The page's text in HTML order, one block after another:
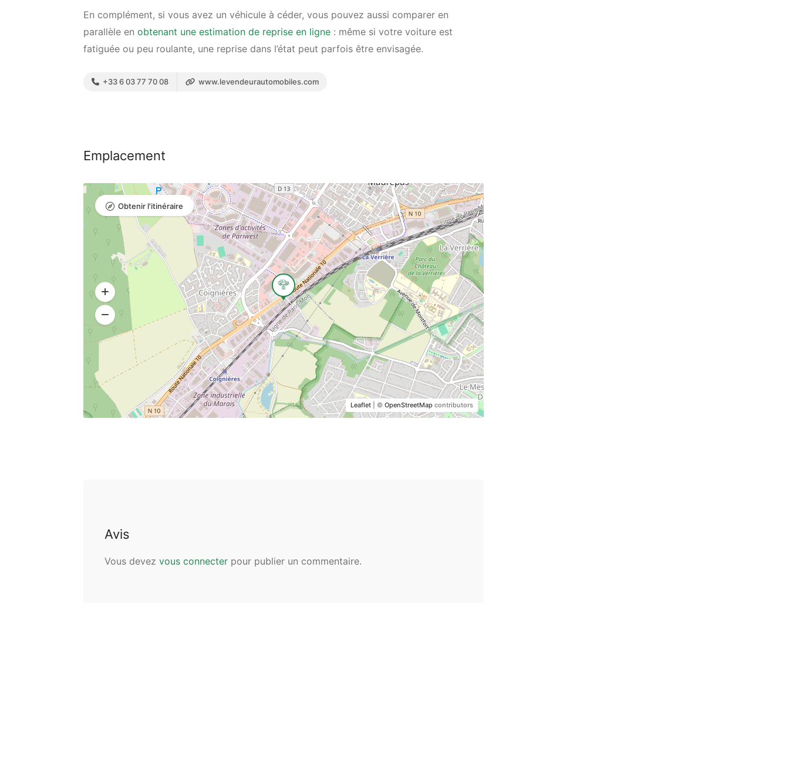
En complément, si vous avez un véhicule à céder, vous pouvez aussi comparer en
parallèle en obtenant une estimation de reprise en ligne : même si votre voiture est
fatiguée ou peu roulante, une reprise dans l’état peut parfois être envisagée.
+33 6 03 77 70 08 www.levendeurautomobiles.com
Emplacement
Leaflet| © OpenStreetMapcontributors
Obtenir l'itinéraire
Avis
Vous devez vous connecter pour publier un commentaire.